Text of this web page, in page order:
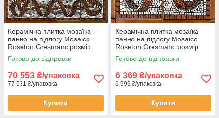
Керамічна плитка мозаїка
панно на підлогу Mosaico
Roseton Gresmanc розмір
1270х1270мм складається з
16 плиток
Готово до відправки
70 553 ₴/упаковка
77 531 ₴/упаковка
Купити
Керамічна плитка мозаїка
панно на підлогу Mosaico
Roseton Gresmanc розмір
625х625мм складається з 4
плиток
Готово до відправки
6 369 ₴/упаковка
6 999 ₴/упаковка
Купити